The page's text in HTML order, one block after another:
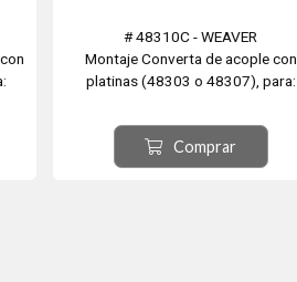
# 48310C - WEAVER
Montaje Converta de acople con
platinas (48303 o 48307), para:
Comprar